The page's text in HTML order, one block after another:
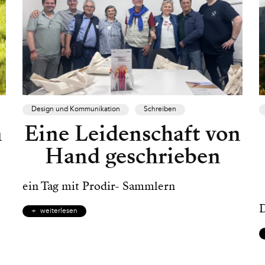
Design und Kommunikation Schreiben
Eine Leidenschaft von
Hand geschrieben
ein Tag mit Prodir- Sammlern
weiterlesen